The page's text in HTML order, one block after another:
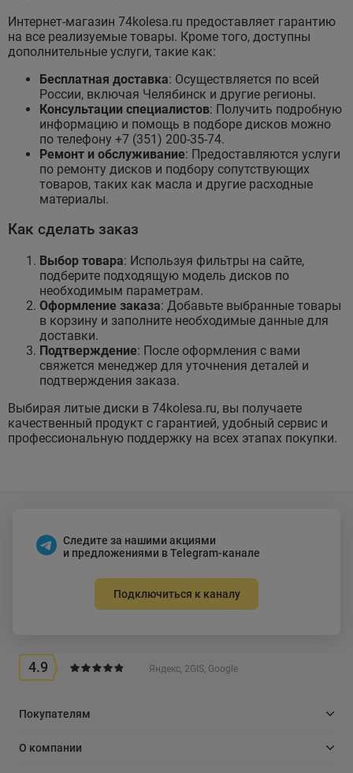
Интернет-магазин 74kolesa.ru предоставляет гарантию
на все реализуемые товары. Кроме того, доступны
дополнительные услуги, такие как:
Бесплатная доставка: Осуществляется по всей
России, включая Челябинск и другие регионы.
Консультации специалистов: Получить подробную
информацию и помощь в подборе дисков можно
по телефону +7 (351) 200-35-74.
Ремонт и обслуживание: Предоставляются услуги
по ремонту дисков и подбору сопутствующих
товаров, таких как масла и другие расходные
материалы.
Как сделать заказ
Выбор товара: Используя фильтры на сайте,
подберите подходящую модель дисков по
необходимым параметрам.
Оформление заказа: Добавьте выбранные товары
в корзину и заполните необходимые данные для
доставки.
Подтверждение: После оформления с вами
свяжется менеджер для уточнения деталей и
подтверждения заказа.
Выбирая литые диски в 74kolesa.ru, вы получаете
качественный продукт с гарантией, удобный сервис и
профессиональную поддержку на всех этапах покупки.
Следите за нашими акциями
и предложениями в Telegram-канале
Подключиться к каналу
4.9 Яндекс, 2GIS, Google
Покупателям
О компании